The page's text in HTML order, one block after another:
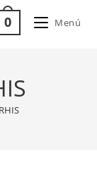
0 Menú